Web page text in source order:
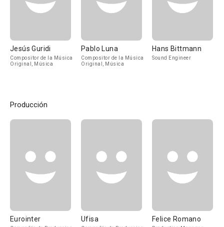
Jesús Guridi
Compositor de la Música
Original, Música
Pablo Luna
Compositor de la Música
Original, Música
Hans Bittmann
Sound Engineer
Producción
Eurointer Ufisa Felice Romano